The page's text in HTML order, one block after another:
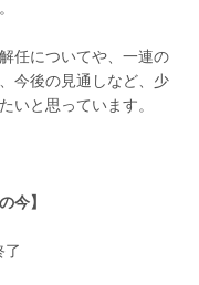
任についてや、一連の
今後の見通しなど、少
いと思っています。
今】
了